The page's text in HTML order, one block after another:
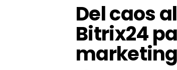
r
o
Del caos
Bitrix24